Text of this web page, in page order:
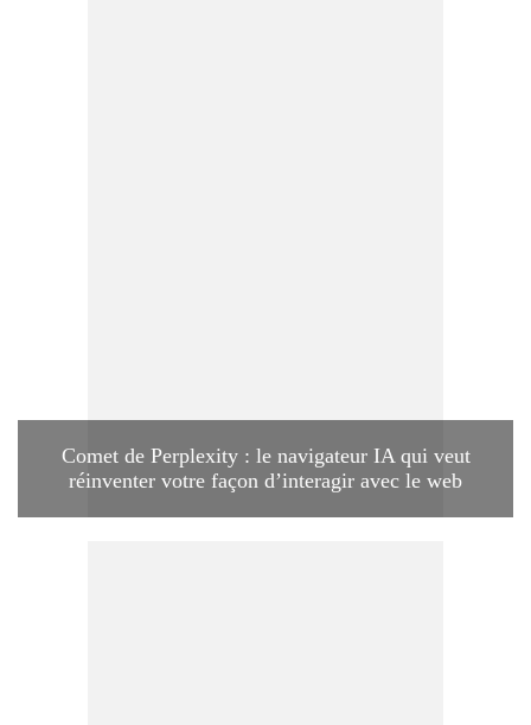
Comet de Perplexity : le navigateur IA qui veut
réinventer votre façon d’interagir avec le web